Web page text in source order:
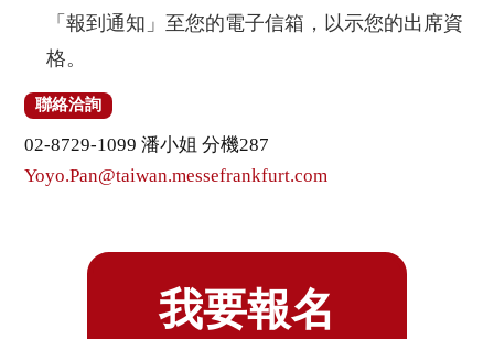
「報到通知」至您的電子信箱，以示您的出席資
格。
聯絡洽詢
02-8729-1099 潘小姐 分機287
Yoyo.Pan@taiwan.messefrankfurt.com
我要報名